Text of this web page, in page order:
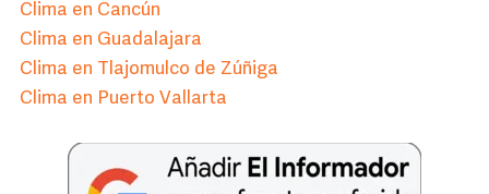
Clima en Cancún
Clima en Guadalajara
Clima en Tlajomulco de Zúñiga
Clima en Puerto Vallarta